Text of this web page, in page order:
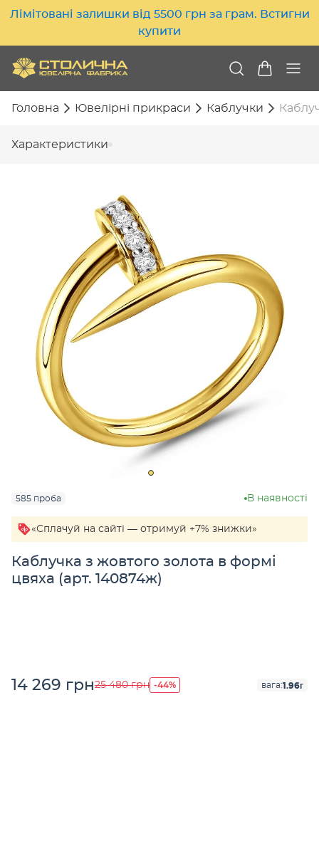
Лімітовані залишки від 5500 грн за грам. Встигни
купити
Головна Ювелірні прикраси Каблучки
Характеристики
585 проба В наявності
«Сплачуй на сайті — отримуй +7% знижки»
Каблучка з жовтого золота в формі
цвяха (арт. 140874ж)
14 269 грн25 480 грн -44% вага:1.96г